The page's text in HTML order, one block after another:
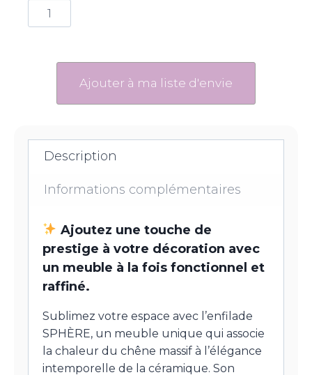
Ajouter à ma liste d'envie
Description
Informations complémentaires
Ajoutez une touche de
prestige à votre décoration avec
un meuble à la fois fonctionnel et
raffiné.
Sublimez votre espace avec l’enfilade
SPHÈRE, un meuble unique qui associe
la chaleur du chêne massif à l’élégance
intemporelle de la céramique. Son